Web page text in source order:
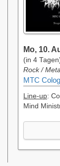
Mo, 10.
(in 4
Rock /
MTC
Line-up:
Mind